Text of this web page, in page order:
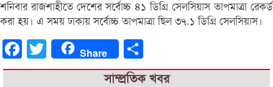
শনিবার রাজশাহীতে দেশের সর্বোচ্চ ৪১ ডিগ্রি সেলসিয়াস তাপমাত্রা রেকর্ড
করা হয়। এ সময় ঢাকায় সর্বোচ্চ তাপমাত্রা ছিল ৩৭.১ ডিগ্রি সেলসিয়াস।
FacebookTwitter Share
সাম্প্রতিক খবর